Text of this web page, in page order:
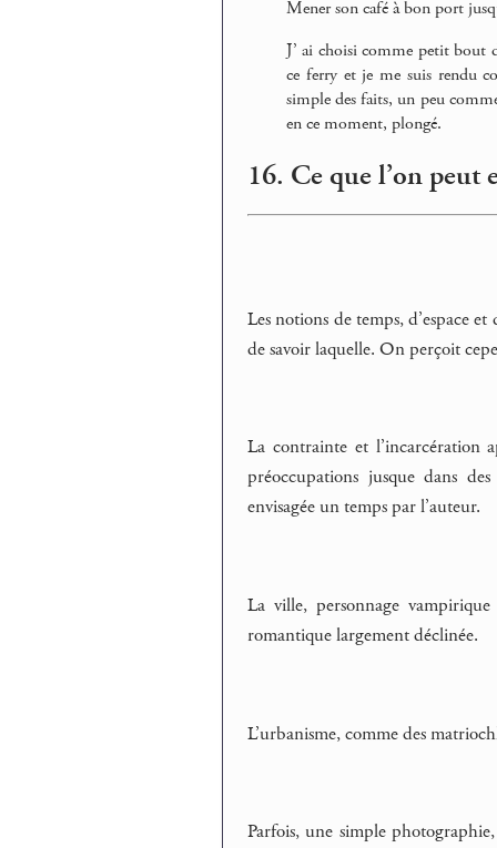
Mener son café à bon port
J’ ai choisi comme petit bout
ce ferry et je me suis rendu
simple des faits, un peu
en ce moment, plongé.
16. Ce que l’on peut
Les notions de temps, d’espace
de savoir laquelle. On perçoit
La contrainte et l’incarcération
préoccupations jusque dans
envisagée un temps par l’auteur.
La ville, personnage
romantique largement déclinée.
L’urbanisme, comme des
Parfois, une simple